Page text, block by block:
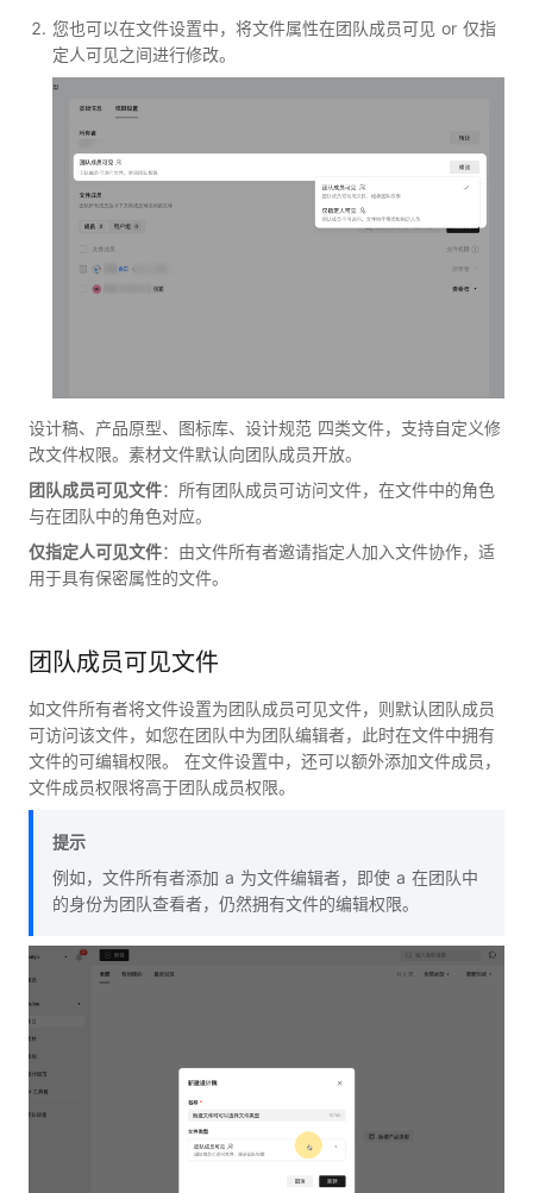
您也可以在文件设置中，将文件属性在团队成员可见 or 仅指
定人可见之间进行修改。
设计稿、产品原型、图标库、设计规范 四类文件，支持自定义修
改文件权限。素材文件默认向团队成员开放。
团队成员可见文件：所有团队成员可访问文件，在文件中的角色
与在团队中的角色对应。
仅指定人可见文件：由文件所有者邀请指定人加入文件协作，适
用于具有保密属性的文件。
团队成员可见文件
如文件所有者将文件设置为团队成员可见文件，则默认团队成员
可访问该文件，如您在团队中为团队编辑者，此时在文件中拥有
文件的可编辑权限。 在文件设置中，还可以额外添加文件成员，
文件成员权限将高于团队成员权限。
提示
例如，文件所有者添加 a 为文件编辑者，即使 a 在团队中
的身份为团队查看者，仍然拥有文件的编辑权限。